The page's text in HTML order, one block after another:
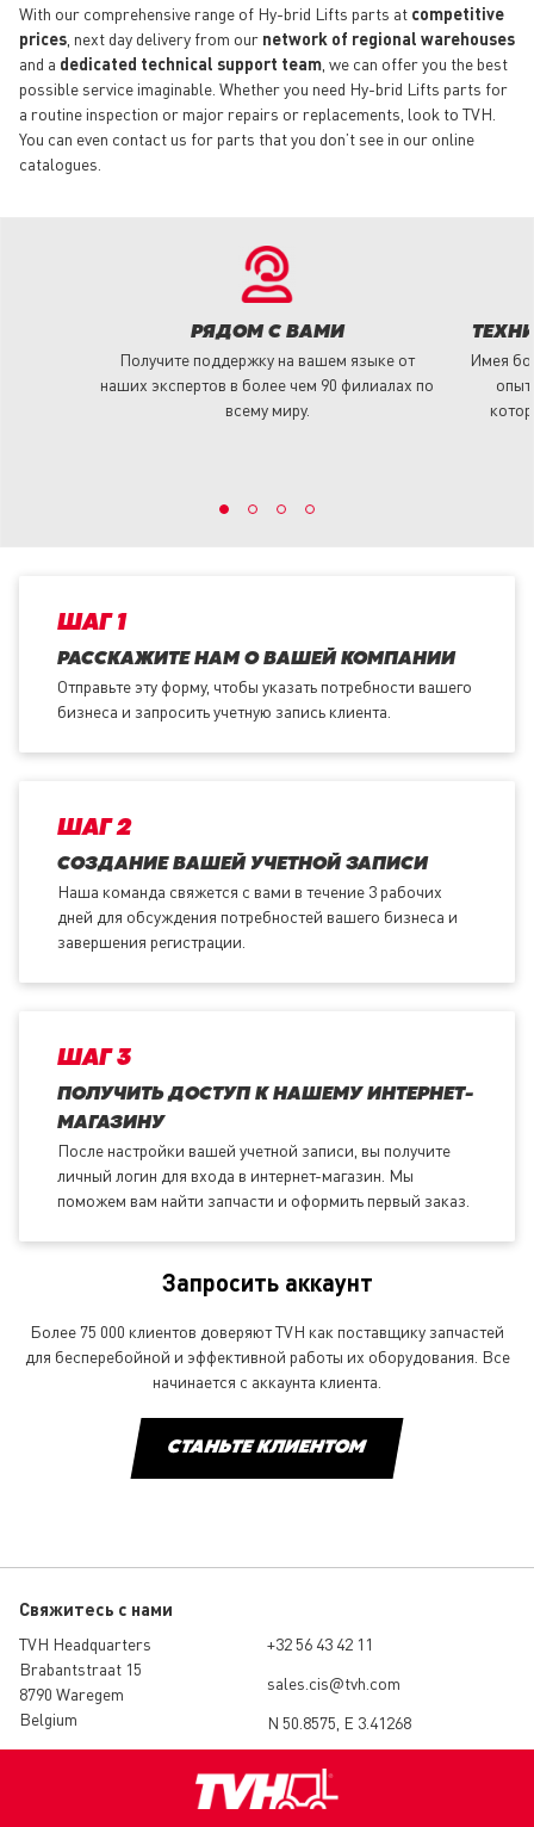
With our comprehensive range of Hy-brid Lifts parts at competitive
prices , next day delivery from our network of regional warehouses
and a dedicated technical support team , we can offer you the best
possible service imaginable. Whether you need Hy-brid Lifts parts for
a routine inspection or major repairs or replacements, look to TVH.
You can even contact us for parts that you don’t see in our online
catalogues.
РЯДОМ С ВАМИ
Получите поддержку на вашем языке от
наших экспертов в более чем 90 филиалах по
всему миру.
Имея
ШАГ 1
РАССКАЖИТЕ НАМ О ВАШЕЙ КОМПАНИИ
Отправьте эту форму, чтобы указать потребности вашего
бизнеса и запросить учетную запись клиента.
ШАГ 2
СОЗДАНИЕ ВАШЕЙ УЧЕТНОЙ ЗАПИСИ
Наша команда свяжется с вами в течение 3 рабочих
дней для обсуждения потребностей вашего бизнеса и
завершения регистрации.
ШАГ 3
ПОЛУЧИТЬ ДОСТУП К НАШЕМУ ИНТЕРНЕТ-
МАГАЗИНУ
После настройки вашей учетной записи, вы получите
личный логин для входа в интернет-магазин. Мы
поможем вам найти запчасти и оформить первый заказ.
Запросить аккаунт
Более 75 000 клиентов доверяют TVH как поставщику запчастей
для бесперебойной и эффективной работы их оборудования. Все
начинается с аккаунта клиента.
СТАНЬТЕ КЛИЕНТОМ
Свяжитесь с нами
TVH Headquarters
Brabantstraat 15
8790 Waregem
Belgium
+32 56 43 42 11
sales.cis@tvh.com
N 50.8575, E 3.41268